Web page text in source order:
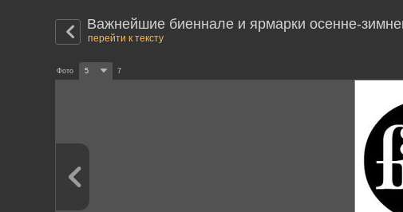
Важнейшие биеннале и ярмарки осенне-
перейти к тексту
Фото 5 7